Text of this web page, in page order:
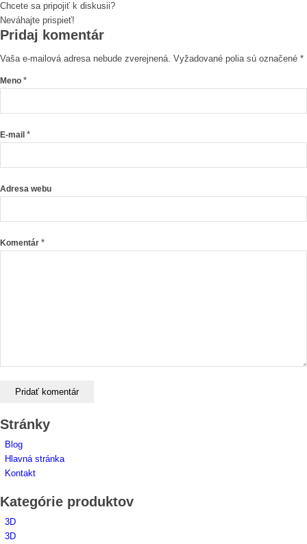
Chcete sa pripojiť k diskusii?
Neváhajte prispieť!
Pridaj komentár
Vaša e-mailová adresa nebude zverejnená. Vyžadované polia sú označené *
Meno *
E-mail *
Adresa webu
Komentár *
Stránky
Blog
Hlavná stránka
Kontakt
Kategórie produktov
3D
3D